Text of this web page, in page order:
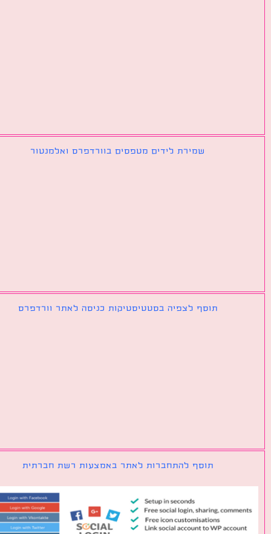
שמירת לידים מטפסים בוורדפרס ואלמנטור
תוסף לצפיה בסטטיסטיקות כניסה לאתר וורדפרס
תוסף להתחברות לאתר באמצעות רשת חברתית